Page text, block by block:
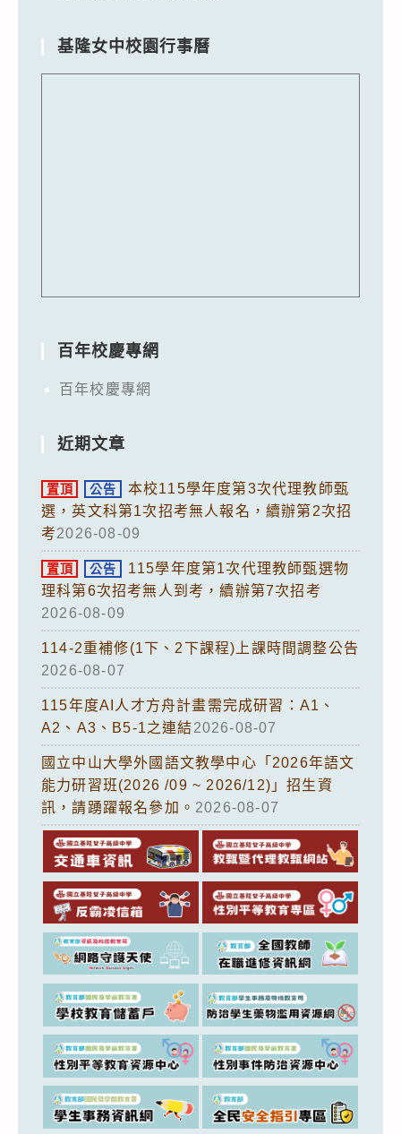
基隆女中校園行事曆
百年校慶專網
百年校慶專網
近期文章
置頂 公告
本校115學年度第3次代理教師甄
選，英文科第1次招考無人報名，續辦第2次招
考2026-08-09
置頂 公告
115學年度第1次代理教師甄選物
理科第6次招考無人到考，續辦第7次招考
2026-08-09
114-2重補修(1下、2下課程)上課時間調整公告
2026-08-07
115年度AI人才方舟計畫需完成研習：A1、
A2、A3、B5-1之連結2026-08-07
國立中山大學外國語文教學中心「2026年語文
能力研習班(2026 /09 ~ 2026/12)」招生資
訊，請踴躍報名參加。 2026-08-07